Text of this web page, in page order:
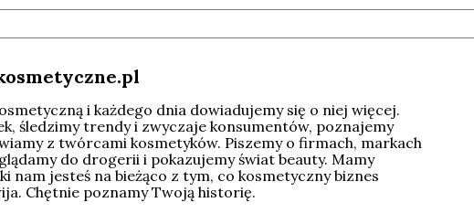
i każdego dnia dowiadujemy się o niej więcej.
śledzimy trendy i zwyczaje konsumentów, poznajemy
z twórcami kosmetyków. Piszemy o firmach, markach
do drogerii i pokazujemy świat beauty. Mamy
nam jesteś na bieżąco z tym, co kosmetyczny biznes
Chętnie poznamy Twoją historię.